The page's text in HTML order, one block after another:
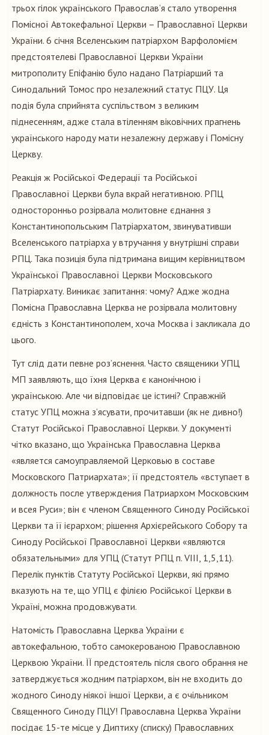
трьох гілок українського Православ’я стало утворення
Помісної Автокефальної Церкви – Православної Церкви
України. 6 січня Вселенським патріархом Варфоломієм
предстоятелеві Православної Церкви України
митрополиту Епіфанію було надано Патріарший та
Синодальний Томос про незалежний статус ПЦУ. Ця
подія була сприйнята суспільством з великим
піднесенням, адже стала втіленням віковічних прагнень
українського народу мати незалежну державу і Помісну
Церкву.
Реакція ж Російської Федерації та Російської
Православної Церкви була вкрай негативною. РПЦ
односторонньо розірвала молитовне єднання з
Константинопольським Патріархатом, звинувативши
Вселенського патріарха у втручання у внутрішні справи
РПЦ. Така позиція була підтримана вищим керівництвом
Української Православної Церкви Московського
Патріархату. Виникає запитання: чому? Адже жодна
Помісна Православна Церква не розірвала молитовну
єдність з Константинополем, хоча Москва і закликала до
цього.
Тут слід дати певне роз’яснення. Часто священики УПЦ
МП заявляють, що їхня Церква є канонічною і
українською. Але чи відповідає це істині? Справжній
статус УПЦ можна з’ясувати, прочитавши (як не дивно!)
Статут Російської Православної Церкви. У документі
чітко вказано, що Українська Православна Церква
«является самоуправляемой Церковью в составе
Московского Патриархата»; її предстоятель «вступает в
должность после утверждения Патриархом Московским
и всея Руси»; він є членом Священного Синоду Російської
Церкви та її ієрархом; рішення Архієрейського Собору та
Синоду Російської Православної Церкви «являются
обязательными» для УПЦ (Статут РПЦ п. VIII, 1,5,11).
Перелік пунктів Статуту Російської Церкви, які прямо
вказують на те, що УПЦ є філією Російської Церкви в
Україні, можна продовжувати.
Натомість Православна Церква України є
автокефальною, тобто самокерованою Православною
Церквою України. ЇЇ предстоятель після свого обрання не
затверджується жодним патріархом, він не входить до
жодного Синоду ніякої іншої Церкви, а є очільником
Священного Синоду ПЦУ! Православна Церква України
посідає 15-те місце у Диптиху (списку) Православних